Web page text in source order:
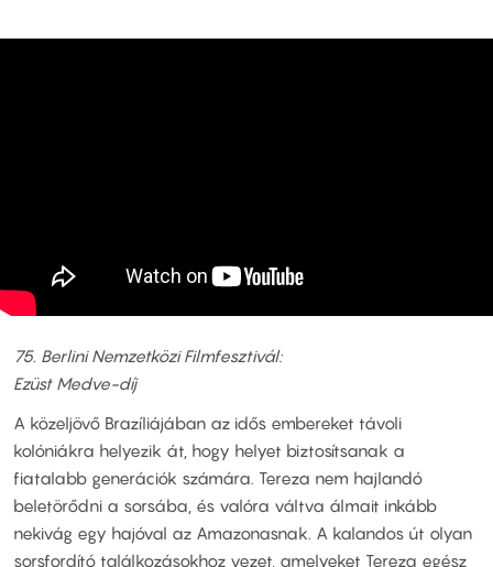
75. Berlini Nemzetközi Filmfesztivál:
Ezüst Medve-díj
A közeljövő Brazíliájában az idős embereket távoli
kolóniákra helyezik át, hogy helyet biztosítsanak a
fiatalabb generációk számára. Tereza nem hajlandó
beletörődni a sorsába, és valóra váltva álmait inkább
nekivág egy hajóval az Amazonasnak. A kalandos út olyan
sorsfordító találkozásokhoz vezet, amelyeket Tereza egész